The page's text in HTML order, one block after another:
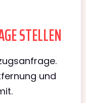
STELLEN
und